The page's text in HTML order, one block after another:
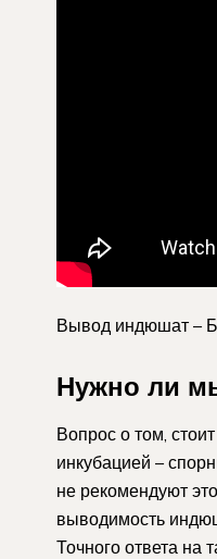
Вывод индюшат –
Нужно ли
Вопрос о том,
инкубацией –
не рекомендуют
выводимость
Точного ответа на